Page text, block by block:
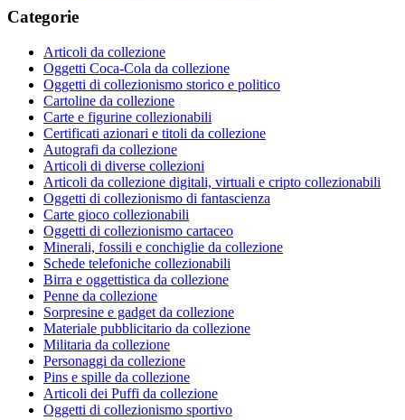
Categorie
Articoli da collezione
Oggetti Coca-Cola da collezione
Oggetti di collezionismo storico e politico
Cartoline da collezione
Carte e figurine collezionabili
Certificati azionari e titoli da collezione
Autografi da collezione
Articoli di diverse collezioni
Articoli da collezione digitali, virtuali e cripto collezionabili
Oggetti di collezionismo di fantascienza
Carte gioco collezionabili
Oggetti di collezionismo cartaceo
Minerali, fossili e conchiglie da collezione
Schede telefoniche collezionabili
Birra e oggettistica da collezione
Penne da collezione
Sorpresine e gadget da collezione
Materiale pubblicitario da collezione
Militaria da collezione
Personaggi da collezione
Pins e spille da collezione
Articoli dei Puffi da collezione
Oggetti di collezionismo sportivo